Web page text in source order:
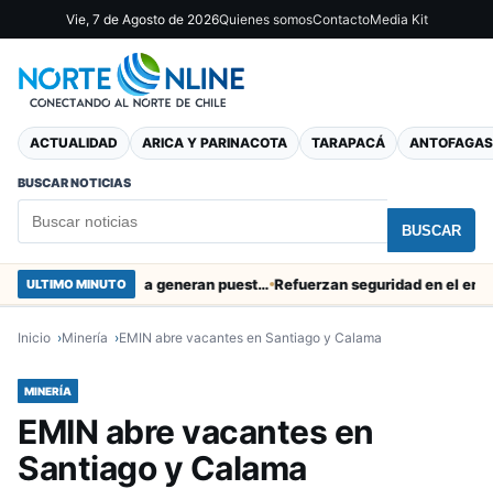
Vie, 7 de Agosto de 2026Quienes somosContactoMedia Kit
ACTUALIDAD ARICA Y PARINACOTA TARAPACÁ
BUSCAR NOTICIAS
BUSCAR
ULTIMO MINUTO Obras de Aguas del Altiplano en Arica generan puestos de trabajo Refuerzan seguridad en el entorno
Inicio Minería EMIN abre vacantes en Santiago y Calama
MINERÍA
EMIN abre vacantes en
Santiago y Calama